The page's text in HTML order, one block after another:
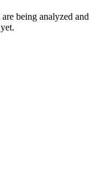
being analyzed and